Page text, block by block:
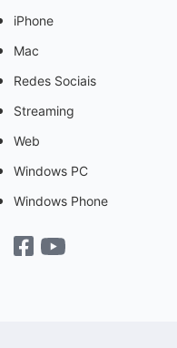
iPhone
Mac
Redes Sociais
Streaming
Web
Windows PC
Windows Phone